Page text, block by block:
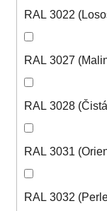
RAL 3022
RAL 3027
RAL 3028
RAL 3031
RAL 3032